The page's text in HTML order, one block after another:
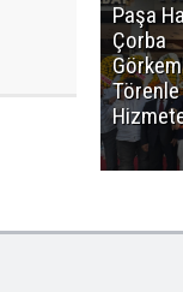
Paşa
Çorba
Törenle